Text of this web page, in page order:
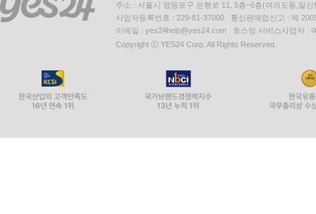
주소 : 서울시 영등포구 은행로 11, 5층~6층(여의도동,일신
사업자등록번호 : 229-81-37000 통신판매업신고 : 제
이메일 : yes24help@yes24.com 호스팅 서비스사업자 :
Copyright ⓒ YES24 Corp. All Rights Reserved.